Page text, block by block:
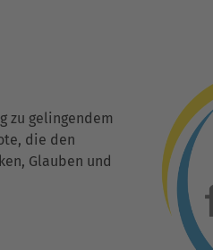
zu gelingendem
die den
Glauben und